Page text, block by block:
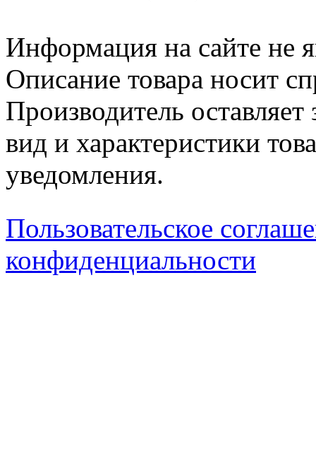
Информация на сайте не
Описание товара носит
Производитель
вид и характеристики
уведомления.
Пользовательское
конфиденциальности